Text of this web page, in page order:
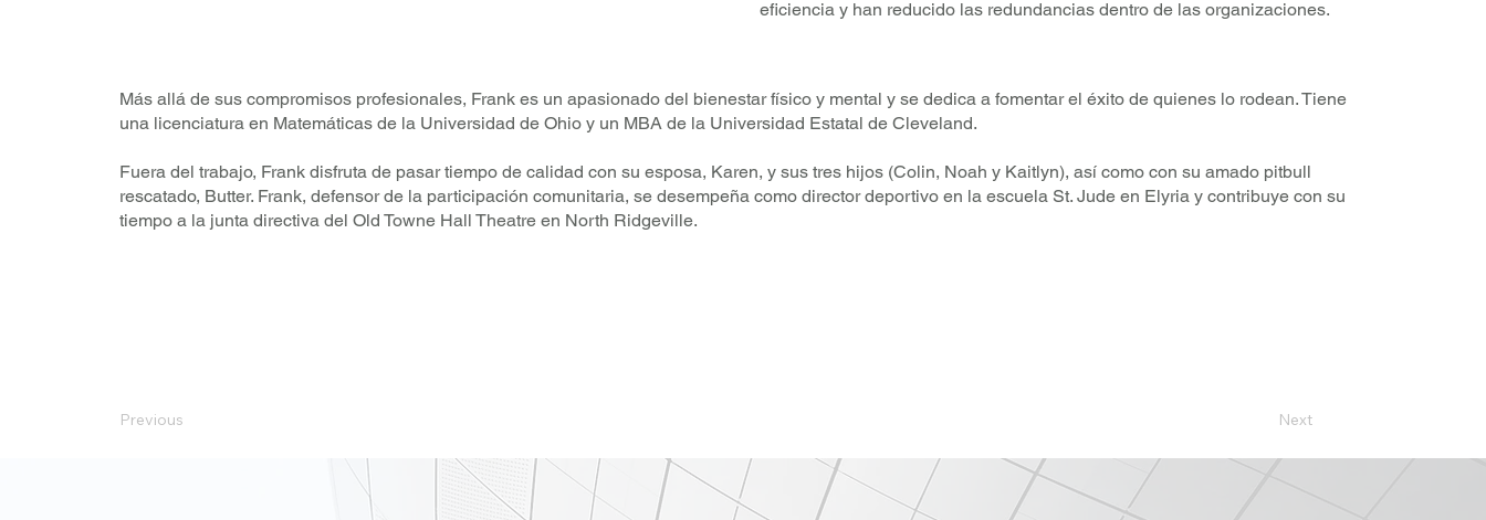
eficiencia y han reducido las redundancias dentro de las organizaciones.
Más allá de sus compromisos profesionales, Frank es un apasionado del bienestar físico y mental y se dedica a fomentar el éxito de quienes lo rodean. Tiene
una licenciatura en Matemáticas de la Universidad de Ohio y un MBA de la Universidad Estatal de Cleveland.
Fuera del trabajo, Frank disfruta de pasar tiempo de calidad con su esposa, Karen, y sus tres hijos (Colin, Noah y Kaitlyn), así como con su amado pitbull
rescatado, Butter. Frank, defensor de la participación comunitaria, se desempeña como director deportivo en la escuela St. Jude en Elyria y contribuye con su
tiempo a la junta directiva del Old Towne Hall Theatre en North Ridgeville.
Next
Previous